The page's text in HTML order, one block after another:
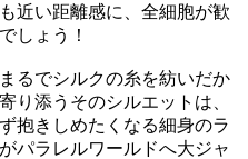
近い距離感に、全細胞が歓
しょう！
るでシルクの糸を紡いだか
り添うそのシルエットは、
抱きしめたくなる細身のラ
パラレルワールドへ大ジャ